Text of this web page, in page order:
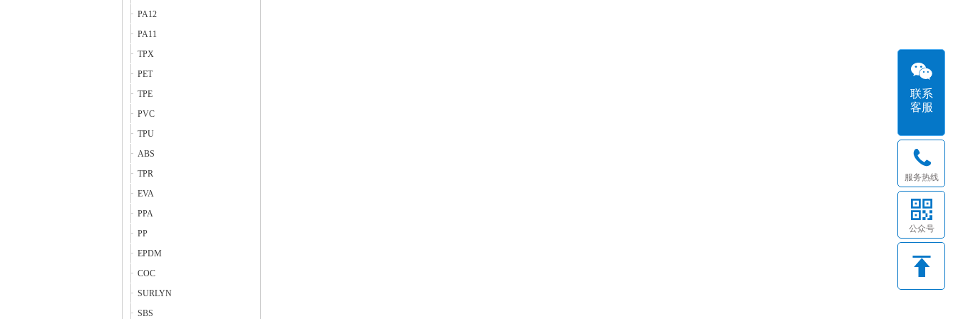
PA12
PA11
TPX
PET
TPE
PVC
TPU
ABS
TPR
EVA
PPA
PP
EPDM
COC
SURLYN
SBS
联系
客服
服务热线
公众号